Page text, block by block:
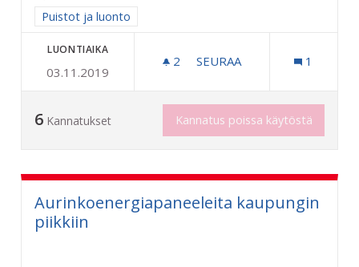
Rajaa tulokset aihepiirin mukaan: Puistot ja luonto
Puistot ja luonto
LUONTIAIKA
03.11.2019
2 2 SEURAAJAA
SEURAA 1
6 Kannatukset Kannatus poissa käytöstä
Aurinkoenergiapaneeleita kaupungin
piikkiin